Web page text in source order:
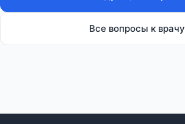
Все вопросы к врачу